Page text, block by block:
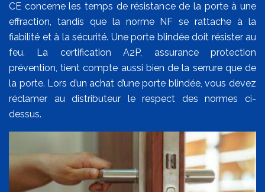
CE concerne les temps de résistance de la porte à une
effraction, tandis que la norme NF se rattache à la
fiabilité et à la sécurité. Une porte blindée doit résister au
feu. La certification A2P, assurance protection
prévention, tient compte aussi bien de la serrure que de
la porte. Lors d’un achat d’une porte blindée, vous devez
réclamer au distributeur le respect des normes ci-
dessus.